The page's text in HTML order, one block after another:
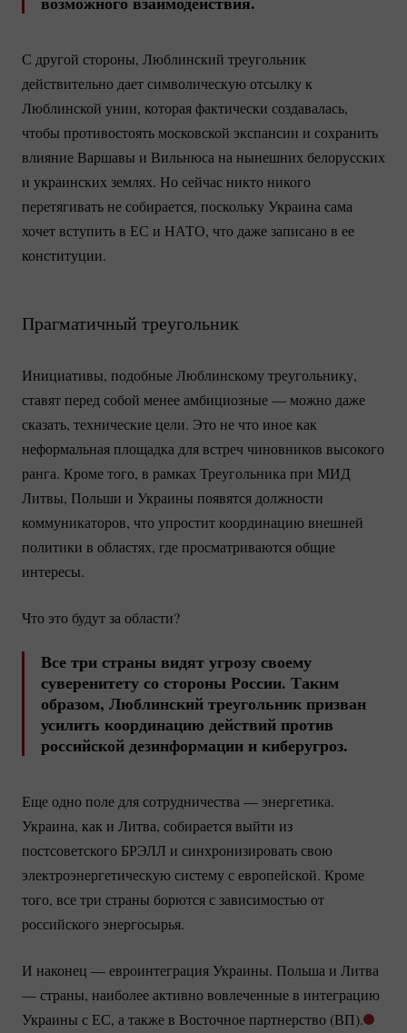
С другой стороны, Люблинский треугольник
действительно дает символическую отсылку к
Люблинской унии, которая фактически создавалась,
чтобы противостоять московской экспансии и сохранить
влияние Варшавы и Вильнюса на нынешних белорусских
и украинских землях. Но сейчас никто никого
перетягивать не собирается, поскольку Украина сама
хочет вступить в ЕС и НАТО, что даже записано в ее
конституции.
Прагматичный треугольник
Инициативы, подобные Люблинскому треугольнику,
ставят перед собой менее амбициозные — можно даже
сказать, технические цели. Это не что иное как
неформальная площадка для встреч чиновников высокого
ранга. Кроме того, в рамках Треугольника при МИД
Литвы, Польши и Украины появятся должности
коммуникаторов, что упростит координацию внешней
политики в областях, где просматриваются общие
интересы.
Что это будут за области?
Все три страны видят угрозу своему
суверенитету со стороны России. Таким
образом, Люблинский треугольник призван
усилить координацию действий против
российской дезинформации и киберугроз.
Еще одно поле для сотрудничества — энергетика.
Украина, как и Литва, собирается выйти из
постсоветского БРЭЛЛ и синхронизировать свою
электроэнергетическую систему с европейской. Кроме
того, все три страны борются с зависимостью от
российского энергосырья.
И наконец — евроинтеграция Украины. Польша и Литва
— страны, наиболее активно вовлеченные в интеграцию
Украины с ЕС, а также в Восточное партнерство (ВП).